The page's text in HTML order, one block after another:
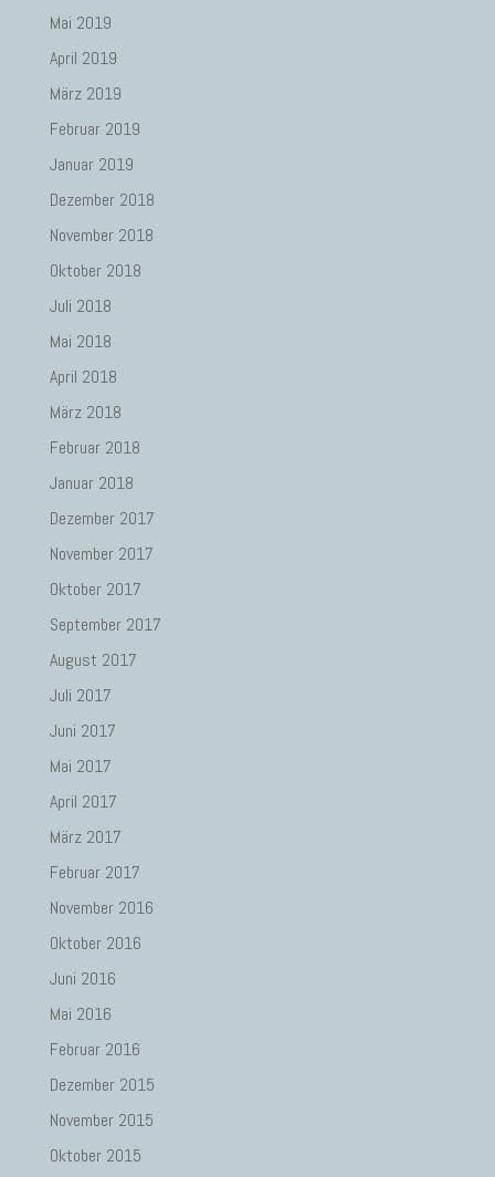
Mai 2019
April 2019
März 2019
Februar 2019
Januar 2019
Dezember 2018
November 2018
Oktober 2018
Juli 2018
Mai 2018
April 2018
März 2018
Februar 2018
Januar 2018
Dezember 2017
November 2017
Oktober 2017
September 2017
August 2017
Juli 2017
Juni 2017
Mai 2017
April 2017
März 2017
Februar 2017
November 2016
Oktober 2016
Juni 2016
Mai 2016
Februar 2016
Dezember 2015
November 2015
Oktober 2015